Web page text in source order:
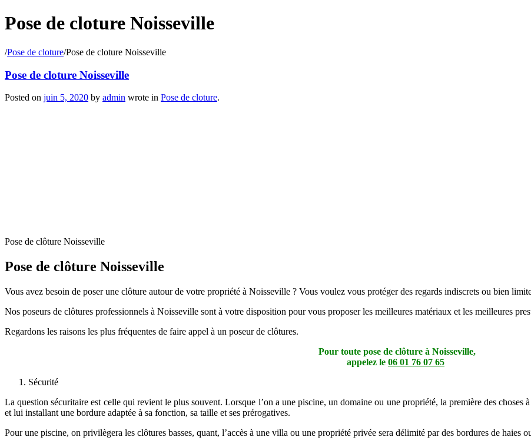
Pose de cloture Noisseville
/Pose de cloture/Pose de cloture Noisseville
Pose de cloture Noisseville
Posted on juin 5, 2020 by admin wrote in Pose de cloture.
Pose de clôture Noisseville
Pose de clôture Noisseville
Vous avez besoin de poser une clôture autour de votre propriété à Noisseville ? Vous voulez vous protéger des regards indiscrets ou bien
Nos poseurs de clôtures professionnels à Noisseville sont à votre disposition pour vous proposer les meilleures matériaux et les meilleures
Regardons les raisons les plus fréquentes de faire appel à un poseur de clôtures.
Pour toute pose de clôture à Noisseville,
appelez le 06 01 76 07 65
Sécurité
La question sécuritaire est celle qui revient le plus souvent. Lorsque l’on a une piscine, un domaine ou une propriété, la première des choses
et lui installant une bordure adaptée à sa fonction, sa taille et ses prérogatives.
Pour une piscine, on privilègera les clôtures basses, quant, l’accès à une villa ou une propriété privée sera délimité par des bordures de haies